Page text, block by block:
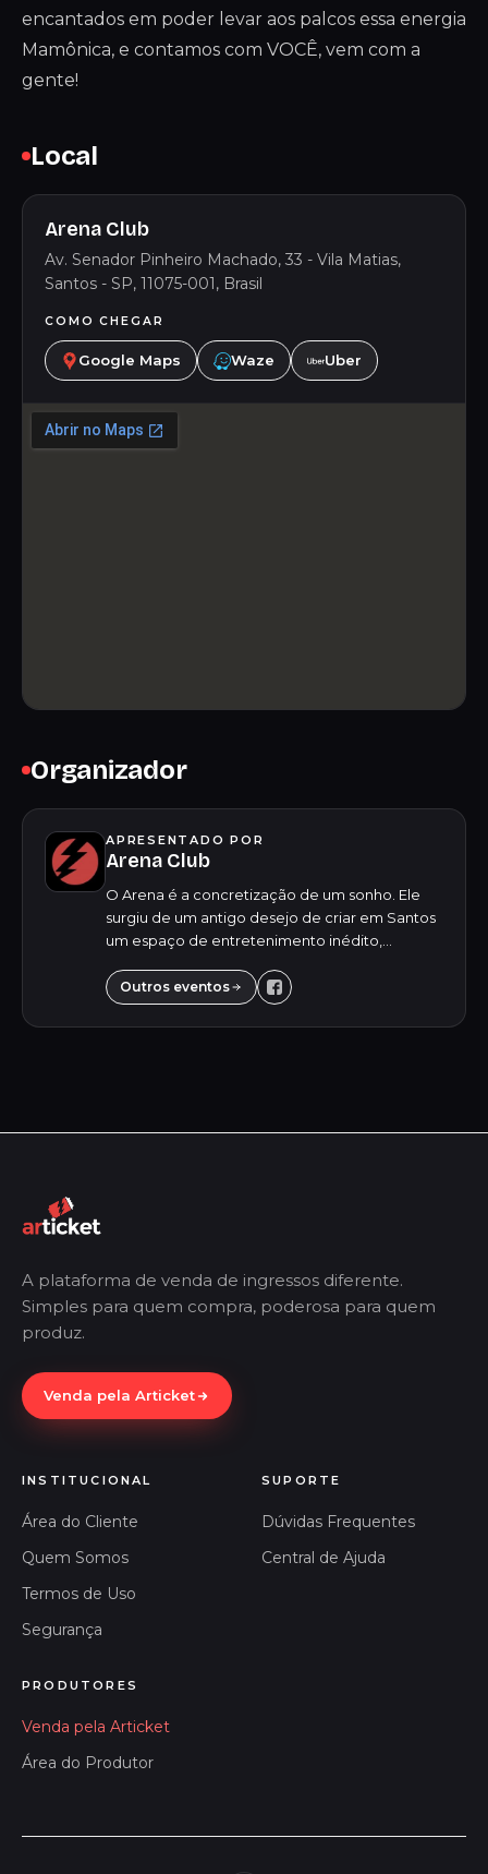
encantados em poder levar aos palcos essa energia
Mamônica, e contamos com VOCÊ, vem com a
gente!
Local
Arena Club
Av. Senador Pinheiro Machado, 33 - Vila Matias,
Santos - SP, 11075-001, Brasil
COMO CHEGAR
Google Maps Waze Uber
Organizador
APRESENTADO POR
Arena Club
O Arena é a concretização de um sonho. Ele
surgiu de um antigo desejo de criar em Santos
um espaço de entretenimento inédito,
experiência única e inesquecível. Destacando-
se pela versa...
Outros eventos
A plataforma de venda de ingressos diferente.
Simples para quem compra, poderosa para quem
produz.
Venda pela Articket
INSTITUCIONAL
Área do Cliente
Quem Somos
Termos de Uso
Segurança
SUPORTE
Dúvidas Frequentes
Central de Ajuda
PRODUTORES
Venda pela Articket
Área do Produtor